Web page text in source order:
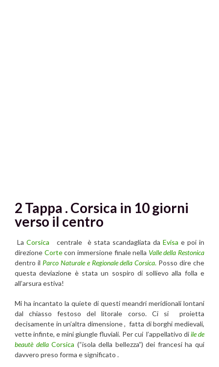
2 Tappa . Corsica in 10 giorni
verso il centro
LaCorsica centrale è stata scandagliata da Evisa e poi in
direzione Cortecon immersione finale nella Valle della Restonica
dentro il Parco Naturale e Regionale della Corsica. Posso dire che
questa deviazione è stata un sospiro di sollievo alla folla e
all’arsura estiva!
Mi ha incantato la quiete di questi meandri meridionali lontani
dal chiasso festoso del litorale corso. Ci si proietta
decisamente in un’altra dimensione , fatta di borghi medievali,
vette infinte, e mini giungle fluviali. Per cui l’appellativo diile de
beautè dellaCorsica (“isola della bellezza”) dei francesi ha qui
davvero preso forma e significato .